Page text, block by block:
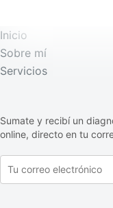
Inicio
Sobre mí
Servicios
Sumate y recibí un
online, directo en tu